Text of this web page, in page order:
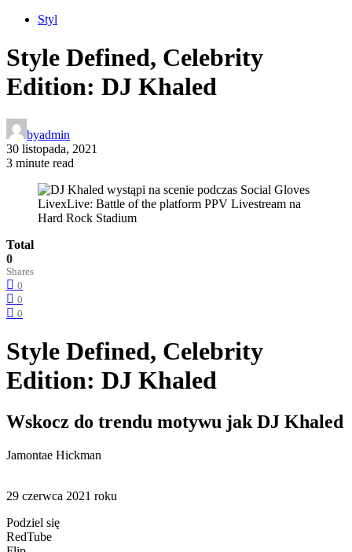
Styl
Style Defined, Celebrity
Edition: DJ Khaled
byadmin
30 listopada, 2021
3 minute read
Total
0
Shares
0
0
0
Style Defined, Celebrity
Edition: DJ Khaled
Wskocz do trendu motywu jak DJ Khaled
Jamontae Hickman
29 czerwca 2021 roku
Podziel się
RedTube